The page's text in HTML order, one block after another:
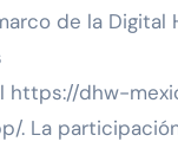
de la Digital
https://dhw-
. La